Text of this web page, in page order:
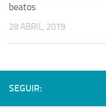
beatos
28 ABRIL, 2019
SEGUIR: